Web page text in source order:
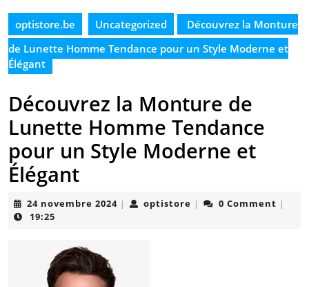
optistore.be Uncategorized
Découvrez la Monture
de Lunette Homme Tendance pour un Style Moderne et
Élégant
Découvrez la Monture de
Lunette Homme Tendance
pour un Style Moderne et
Élégant
24 novembre 202424| optistore optistore
| 0 Comment |
19:25